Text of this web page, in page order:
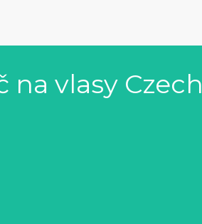
na vlasy Czech